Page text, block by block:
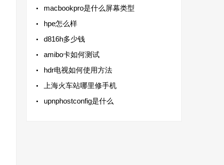
macbookpro是什么屏幕类型
hpe怎么样
d816h多少钱
amibo卡如何测试
hdr电视如何使用方法
上海火车站哪里修手机
upnphostconfig是什么